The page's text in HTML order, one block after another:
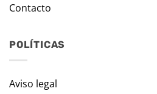
Contacto
POLÍTICAS
Aviso legal